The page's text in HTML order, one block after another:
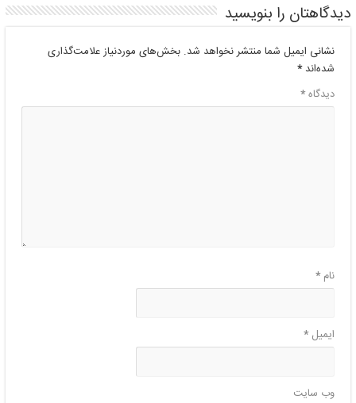
دیدگاهتان را بنویسید
نشانی ایمیل شما منتشر نخواهد شد. بخش‌های موردنیاز علامت‌گذاری
شده‌اند*
دیدگاه*
نام*
ایمیل*
وب‌ سایت